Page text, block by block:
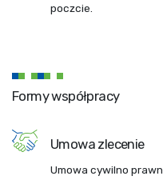
poczcie.
Formy współpracy
Umowa zlecenie
Umowa cywilno